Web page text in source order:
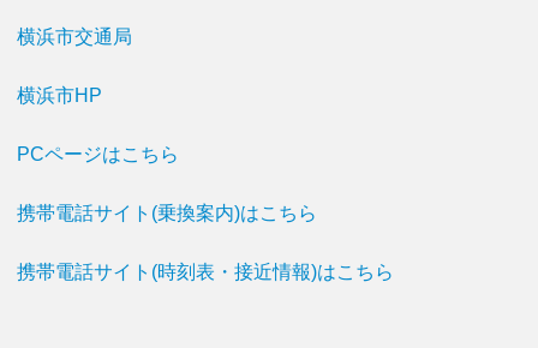
横浜市交通局
横浜市HP
PCページはこちら
携帯電話サイト(乗換案内)はこちら
携帯電話サイト(時刻表・接近情報)はこちら